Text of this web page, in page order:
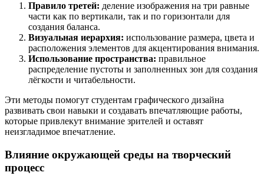
Правило третей: деление изображения на три равные
части как по вертикали, так и по горизонтали для
создания баланса.
Визуальная иерархия: использование размера, цвета и
расположения элементов для акцентирования внимания.
Использование пространства: правильное
распределение пустоты и заполненных зон для создания
лёгкости и читабельности.
Эти методы помогут студентам графического дизайна
развивать свои навыки и создавать впечатляющие работы,
которые привлекут внимание зрителей и оставят
неизгладимое впечатление.
Влияние окружающей среды на творческий
процесс